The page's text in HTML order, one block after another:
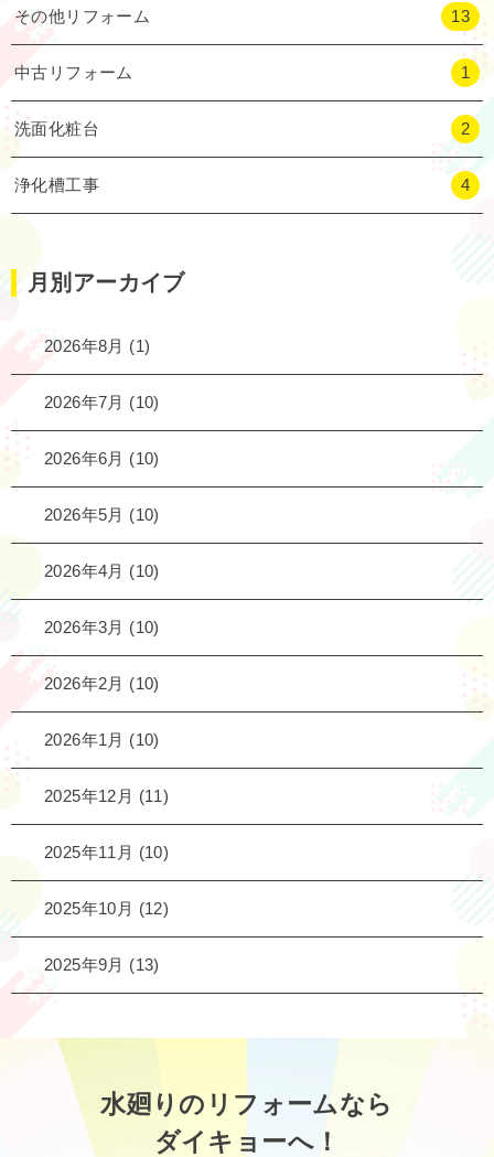
その他リフォーム 13
中古リフォーム 1
洗面化粧台 2
浄化槽工事 4
月別アーカイブ
2026年8月 (1)
2026年7月 (10)
2026年6月 (10)
2026年5月 (10)
2026年4月 (10)
2026年3月 (10)
2026年2月 (10)
2026年1月 (10)
2025年12月 (11)
2025年11月 (10)
2025年10月 (12)
2025年9月 (13)
水廻りのリフォームなら
ダイキョーへ！